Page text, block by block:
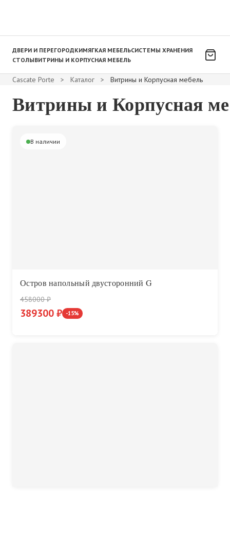
ДВЕРИ И ПЕРЕГОРОДКИМЯГКАЯ МЕБЕЛЬСИСТЕМЫ ХРАНЕНИЯ
СТОЛЫВИТРИНЫ И КОРПУСНАЯ МЕБЕЛЬ
Cascate Porte > Каталог > Витрины и Корпусная мебель
Витрины и Корпусная
В наличии
Остров напольный двусторонний G
458000 ₽
389300 ₽ -15%